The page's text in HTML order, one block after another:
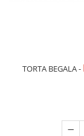
TORTA BEGALA -